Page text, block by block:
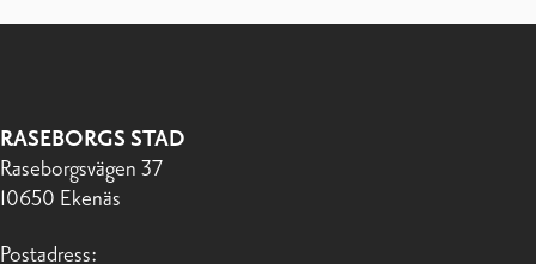
RASEBORGS STAD
Raseborgsvägen 37
10650 Ekenäs
Postadress: